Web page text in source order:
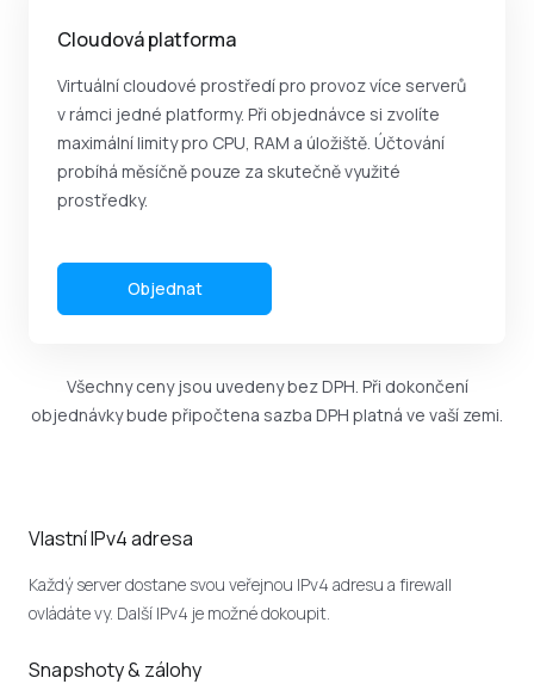
Objednat
Cloudová platforma
Virtuální cloudové prostředí pro provoz více serverů
v rámci jedné platformy. Při objednávce si zvolíte
maximální limity pro CPU, RAM a úložiště. Účtování
probíhá měsíčně pouze za skutečně využité
prostředky.
Všechny ceny jsou uvedeny bez DPH. Při dokončení
objednávky bude připočtena sazba DPH platná ve vaší zemi.
Vlastní IPv4 adresa
Každý server dostane svou veřejnou IPv4 adresu a firewall
ovládáte vy. Další IPv4 je možné dokoupit.
Snapshoty & zálohy